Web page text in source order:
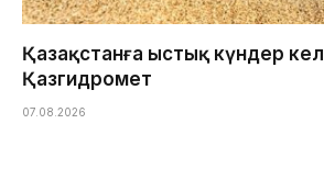
Қазақстанға ыстық күндер
Қазгидромет
07.08.2026